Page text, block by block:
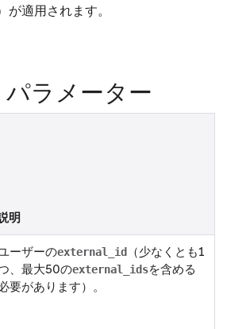
適用されます。
ラメーター
明
ーザーのexternal_id （少なくとも1
、最大50のexternal_idsを含める
要があります）。